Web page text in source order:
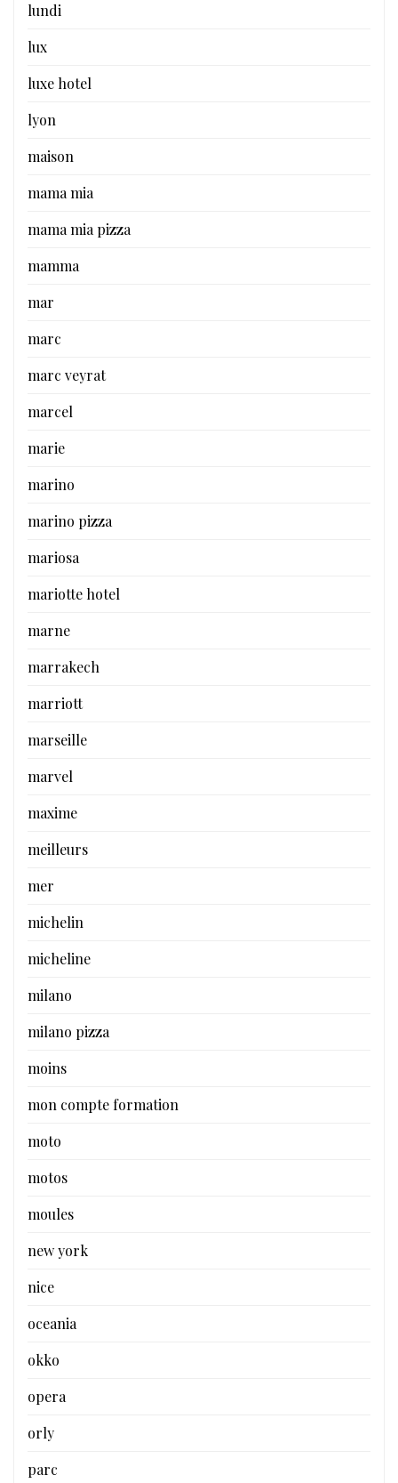
lundi
lux
luxe hotel
lyon
maison
mama mia
mama mia pizza
mamma
mar
marc
marc veyrat
marcel
marie
marino
marino pizza
mariosa
mariotte hotel
marne
marrakech
marriott
marseille
marvel
maxime
meilleurs
mer
michelin
micheline
milano
milano pizza
moins
mon compte formation
moto
motos
moules
new york
nice
oceania
okko
opera
orly
parc